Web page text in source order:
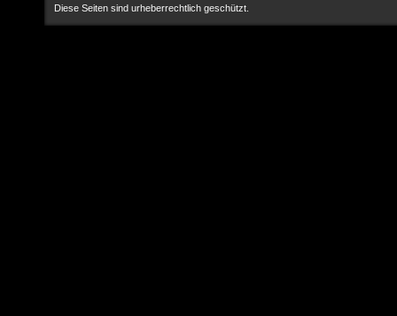
Diese Seiten sind urheberrechtlich geschützt.